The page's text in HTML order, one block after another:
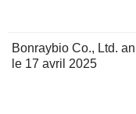
Bonraybio Co., Ltd.
le 17 avril 2025